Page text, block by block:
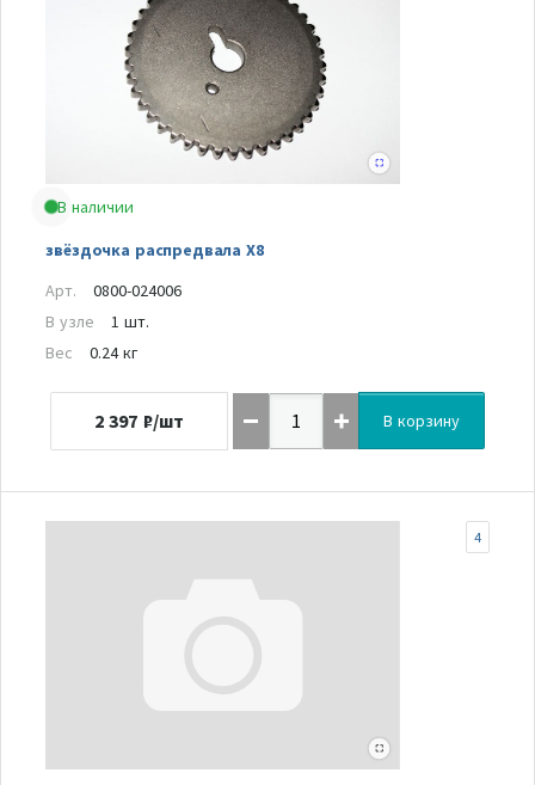
В наличии
звёздочка распредвала Х8
Арт.
0800-024006
В узле
1 шт.
Вес
0.24 кг
2 397 ₽/шт В корзину
4